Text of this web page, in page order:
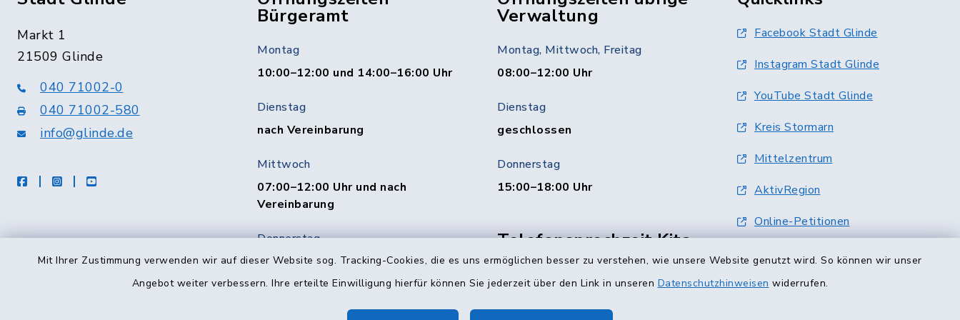
Mit Ihrer Zustimmung verwenden wir auf dieser Website sog. Tracking-Cookies, die es uns ermöglichen besser zu verstehen, wie unsere Website genutzt wird. So können wir unser
Angebot weiter verbessern. Ihre erteilte Einwilligung hierfür können Sie jederzeit über den Link in unseren Datenschutzhinweisen widerrufen.
Markt 1
21509 Glinde
040 71002-0
040 71002-580
info@glinde.de
facebookinstagramYoutube
Bürgeramt
Montag
10:00–12:00 und 14:00–16:00 Uhr
Dienstag
nach Vereinbarung
Mittwoch
07:00–12:00 Uhr und nach
Vereinbarung
Donnerstag
10:00–12:00 und 15:00–19:00 Uhr
Verwaltung
Montag, Mittwoch, Freitag
08:00–12:00 Uhr
Dienstag
geschlossen
Donnerstag
15:00–18:00 Uhr
Telefonsprechzeit Kita-
Abteilung
Mittwoch: 10:00–12:00 Uhr
Donnerstag: 16:00–18:00 Uhr
Facebook Stadt Glinde
Instagram Stadt Glinde
YouTube Stadt Glinde
Kreis Stormarn
Mittelzentrum
AktivRegion
Online-Petitionen
Terminvergabe